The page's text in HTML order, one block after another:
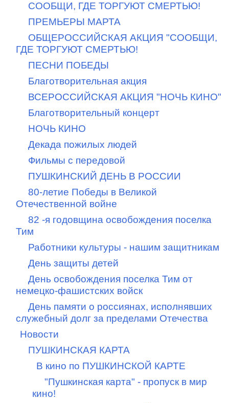
СООБЩИ, ГДЕ ТОРГУЮТ СМЕРТЬЮ!
ПРЕМЬЕРЫ МАРТА
ОБЩЕРОССИЙСКАЯ АКЦИЯ "СООБЩИ,
ГДЕ ТОРГУЮТ СМЕРТЬЮ!
ПЕСНИ ПОБЕДЫ
Благотворительная акция
ВСЕРОССИЙСКАЯ АКЦИЯ "НОЧЬ КИНО"
Благотворительный концерт
НОЧЬ КИНО
Декада пожилых людей
Фильмы с передовой
ПУШКИНСКИЙ ДЕНЬ В РОССИИ
80-летие Победы в Великой
Отечественной войне
82 -я годовщина освобождения поселка
Тим
Работники культуры - нашим защитникам
День защиты детей
День освобождения поселка Тим от
немецко-фашистских войск
День памяти о россиянах, исполнявших
служебный долг за пределами Отечества
Новости
ПУШКИНСКАЯ КАРТА
В кино по ПУШКИНСКОЙ КАРТЕ
"Пушкинская карта" - пропуск в мир
кино!